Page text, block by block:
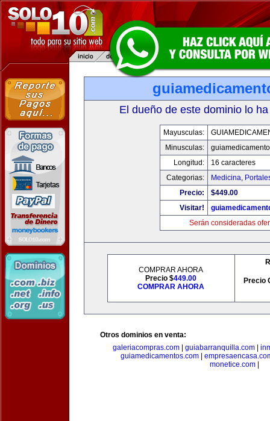
El dueño de este dominio lo
Mayusculas:
Minusculas:
Longitud:
16 caracteres
Categorias:
Medicina,
Precio:
$449.00
Visitar!
Serán consideradas
COMPRAR AHORA
Precio $449.00
COMPRAR AHORA
Precio
Otros dominios en venta:
galeriacompras.com
guiabarranquilla.com
guiamedicamentos.com|
monetice.com